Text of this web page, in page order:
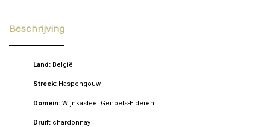
Beschrijving
Land: België
Streek: Haspengouw
Domein: Wijnkasteel Genoels-Elderen
Druif: chardonnay